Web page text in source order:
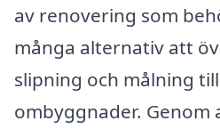
av renovering som
många alternativ att
slipning och målning
ombyggnader. Genom